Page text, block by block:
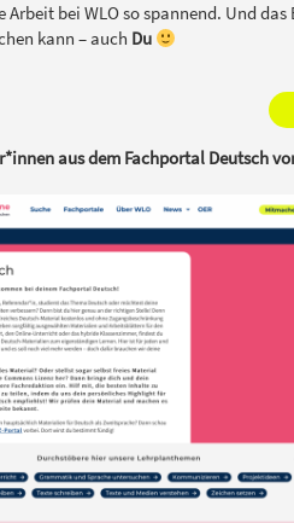
bei WLO so spannend. Und das
kann – auch Du
aus dem Fachportal Deutsch